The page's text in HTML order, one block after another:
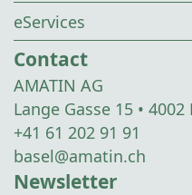
eServices
Contact
AMATIN AG
Lange Gasse 15 •
+41 61 202 91 91
basel@amatin.ch
Newsletter